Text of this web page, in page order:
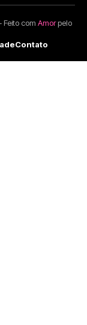
Feito com Amorpelo
Contato